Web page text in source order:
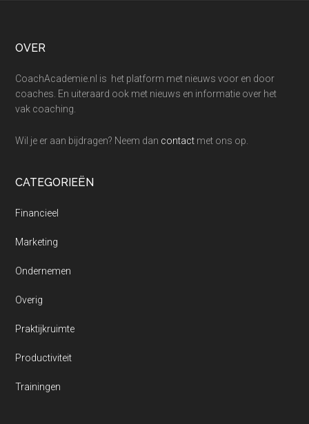
Footer
OVER
CoachAcademie.nl is het platform met nieuws voor en door
coaches. En uiteraard ook met nieuws en informatie over het
vak coaching.
Wil je er aan bijdragen? Neem dan contact met ons op.
CATEGORIEËN
Financieel
Marketing
Ondernemen
Overig
Praktijkruimte
Productiviteit
Trainingen